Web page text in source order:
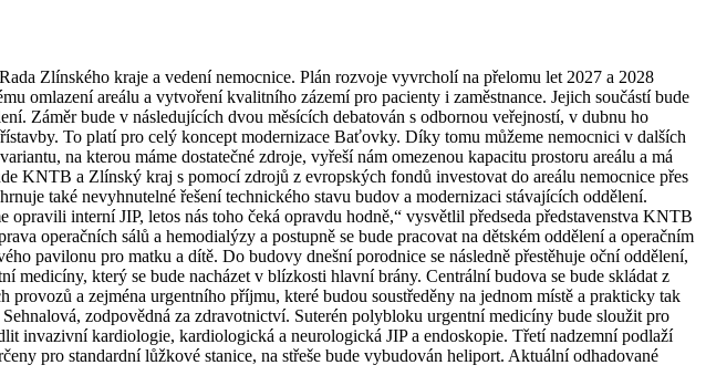
Zlínského kraje a vedení nemocnice. Plán rozvoje vyvrcholí na přelomu let 2027 a 2028
omlazení areálu a vytvoření kvalitního zázemí pro pacienty i zaměstnance. Jejich součástí bude
Záměr bude v následujících dvou měsících debatován s odbornou veřejností, v dubnu ho
To platí pro celý koncept modernizace Baťovky. Díky tomu můžeme nemocnici v dalších
na kterou máme dostatečné zdroje, vyřeší nám omezenou kapacitu prostoru areálu a má
KNTB a Zlínský kraj s pomocí zdrojů z evropských fondů investovat do areálu nemocnice přes
také nevyhnutelné řešení technického stavu budov a modernizaci stávajících oddělení.
interní JIP, letos nás toho čeká opravdu hodně,“ vysvětlil předseda představenstva KNTB
operačních sálů a hemodialýzy a postupně se bude pracovat na dětském oddělení a operačním
pavilonu pro matku a dítě. Do budovy dnešní porodnice se následně přestěhuje oční oddělení,
který se bude nacházet v blízkosti hlavní brány. Centrální budova se bude skládat z
a zejména urgentního příjmu, které budou soustředěny na jednom místě a prakticky tak
zodpovědná za zdravotnictví. Suterén polybloku urgentní medicíny bude sloužit pro
invazivní kardiologie, kardiologická a neurologická JIP a endoskopie. Třetí nadzemní podlaží
pro standardní lůžkové stanice, na střeše bude vybudován heliport. Aktuální odhadované